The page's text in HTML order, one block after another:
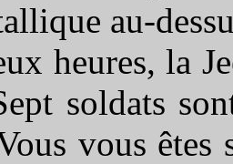
au-
heures, la
soldats
vous êtes